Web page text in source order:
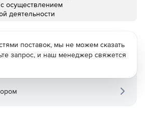
осуществлением
деятельности
поставок, мы не можем сказать
запрос, и наш менеджер свяжется